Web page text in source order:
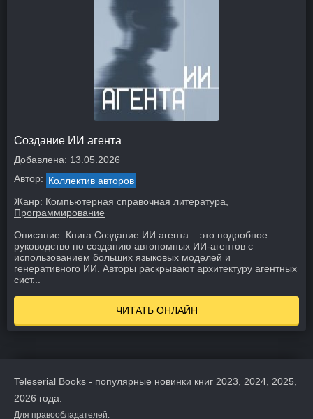
Создание ИИ агента
Добавлена: 13.05.2026
Автор: Коллектив авторов
Жанр: Компьютерная справочная литература
Программирование
Описание: Книга Создание ИИ агента – это подробное
руководство по созданию автономных ИИ-агентов с
использованием больших языковых моделей и
генеративного ИИ. Авторы раскрывают архитектуру агентных
сист...
ЧИТАТЬ ОНЛАЙН
Teleserial Books - популярные новинки книг 2023, 2024, 2025,
2026 года.
Для правообладателей.